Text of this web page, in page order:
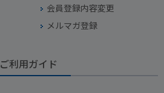
会員登録内容変更
メルマガ登録
ご利用ガイド